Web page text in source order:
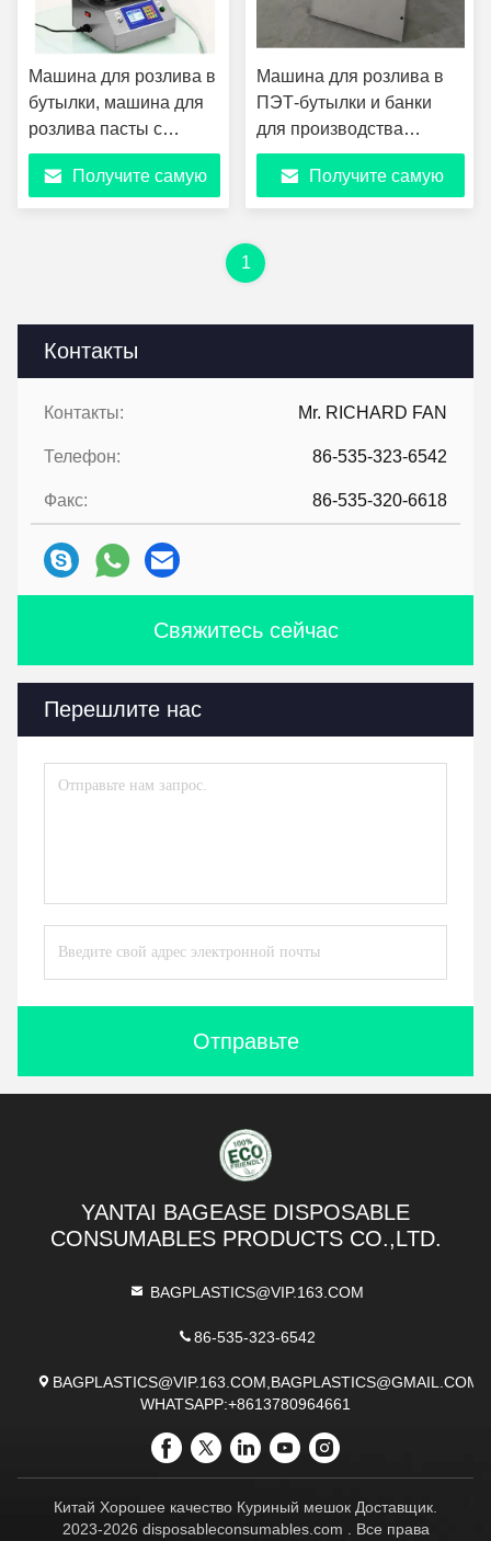
Контакты
Контакты: Mr. RICHARD FAN
Телефон: 86-535-323-6542
Факс: 86-535-320-6618
Свяжитесь сейчас
Перешлите нас
Отправьте
лента Магнитный насос
Заполнительная машина
Машина для розлива в
бутылки, машина для
розлива пасты с
отображением веса в
реальном времени,
электрическая машина
(2,64 гал/мин)
Получите самую
Машина для розлива в
ПЭТ-бутылки и банки
для производства
небольших
энергетических напитков,
газированных напитков,
сока и газированных
Получите самую
1
YANTAI BAGEASE DISPOSABLE
CONSUMABLES PRODUCTS CO.,LTD.
BAGPLASTICS@VIP.163.COM
86-535-323-6542
BAGPLASTICS@VIP.163.COM,BAGPLASTICS@GMAIL.COM
WHATSAPP:+8613780964661
Китай Хорошее качество Куриный мешок Доставщик.
2023-2026 disposableconsumables.com . Все права